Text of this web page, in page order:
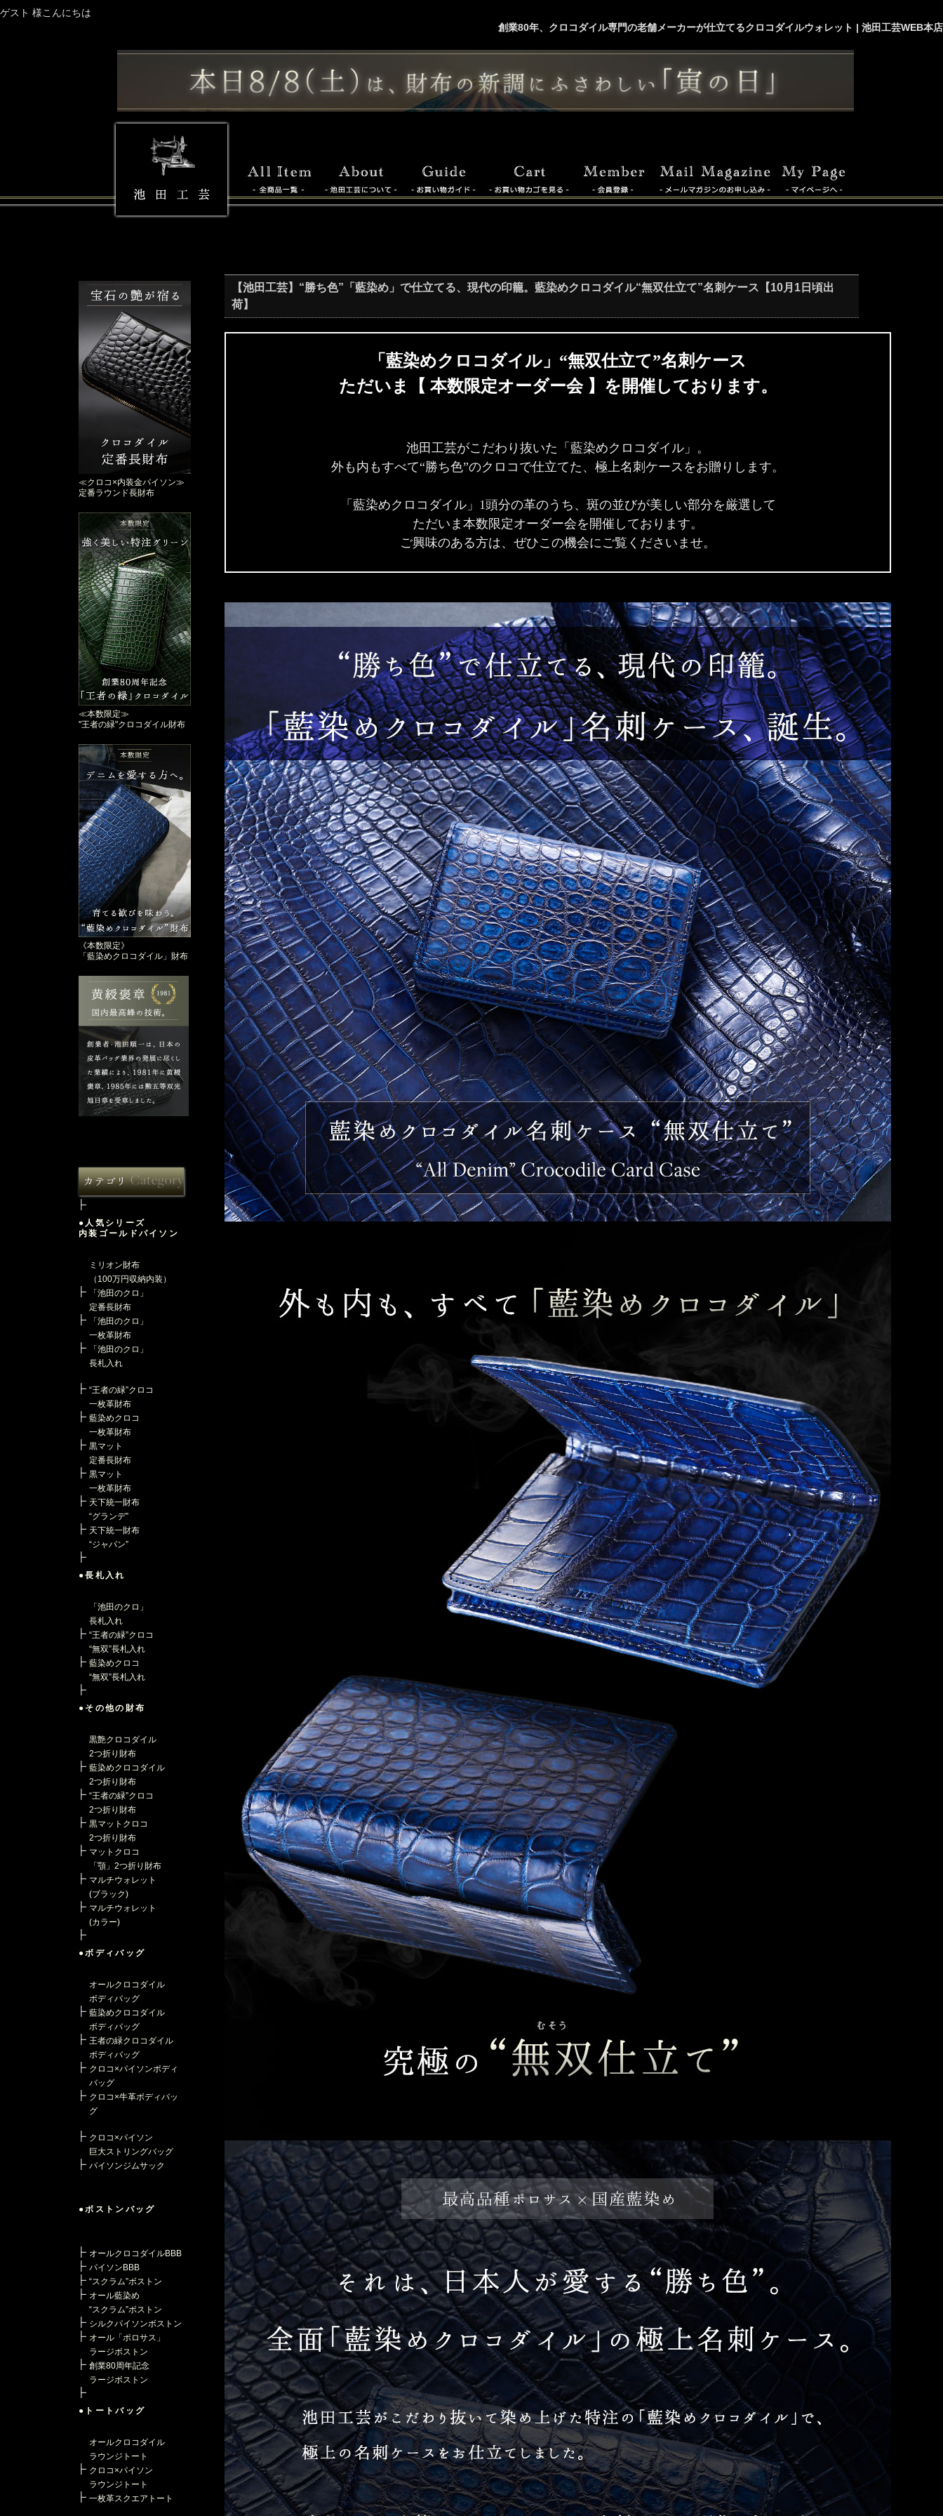
ゲスト 様こんにちは
創業80年、クロコダイル専門の老舗メーカーが仕立てるクロコダイルウォレット | 池田工芸WEB本店
≪クロコ×内装金パイソン≫
定番ラウンド長財布
≪本数限定≫
"王者の緑"クロコダイル財布
《本数限定》
「藍染めクロコダイル」財布
●人気シリーズ
内装ゴールドパイソン
ミリオン財布
（100万円収納内装）
「池田のクロ」
定番長財布
「池田のクロ」
一枚革財布
「池田のクロ」
長札入れ
“王者の緑”クロコ
一枚革財布
藍染めクロコ
一枚革財布
黒マット
定番長財布
黒マット
一枚革財布
天下統一財布
“グランデ”
天下統一財布
“ジャパン”
●長札入れ
「池田のクロ」
長札入れ
“王者の緑”クロコ
“無双”長札入れ
藍染めクロコ
“無双”長札入れ
●その他の財布
黒艶クロコダイル
2つ折り財布
藍染めクロコダイル
2つ折り財布
“王者の緑”クロコ
2つ折り財布
黒マットクロコ
2つ折り財布
マットクロコ
「顎」2つ折り財布
マルチウォレット
(ブラック)
マルチウォレット
(カラー)
●ボディバッグ
オールクロコダイル
ボディバッグ
藍染めクロコダイル
ボディバッグ
王者の緑クロコダイル
ボディバッグ
クロコ×パイソンボディ
バッグ
クロコ×牛革ボディバッ
グ
クロコ×パイソン
巨大ストリングバッグ
パイソンジムサック
●ボストンバッグ
オールクロコダイルBBB
パイソンBBB
“スクラム”ボストン
オール藍染め
“スクラム”ボストン
シルクパイソンボストン
オール「ポロサス」
ラージボストン
創業80周年記念
ラージボストン
●トートバッグ
オールクロコダイル
ラウンジトート
クロコ×パイソン
ラウンジトート
一枚革スクエアトート
【池田工芸】“勝ち色”「藍染め」で仕立てる、現代の印籠。藍染めクロコダイル“無双仕立て”名刺ケース【10月1日頃出
荷】
「藍染めクロコダイル」“無双仕立て”名刺ケース
ただいま【 本数限定オーダー会 】を開催しております。
池田工芸がこだわり抜いた「藍染めクロコダイル」。
外も内もすべて“勝ち色”のクロコで仕立てた、極上名刺ケースをお贈りします。
「藍染めクロコダイル」1頭分の革のうち、斑の並びが美しい部分を厳選して
ただいま本数限定オーダー会を開催しております。
ご興味のある方は、ぜひこの機会にご覧くださいませ。